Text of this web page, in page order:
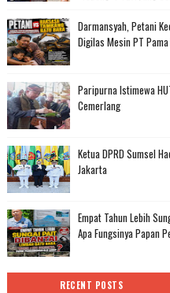
Darmansyah, Petani
Digilas Mesin PT
Paripurna Istimewa
Cemerlang
Ketua DPRD Sumsel
Jakarta
Empat Tahun Lebih
Apa Fungsinya Papan
RECENT POSTS